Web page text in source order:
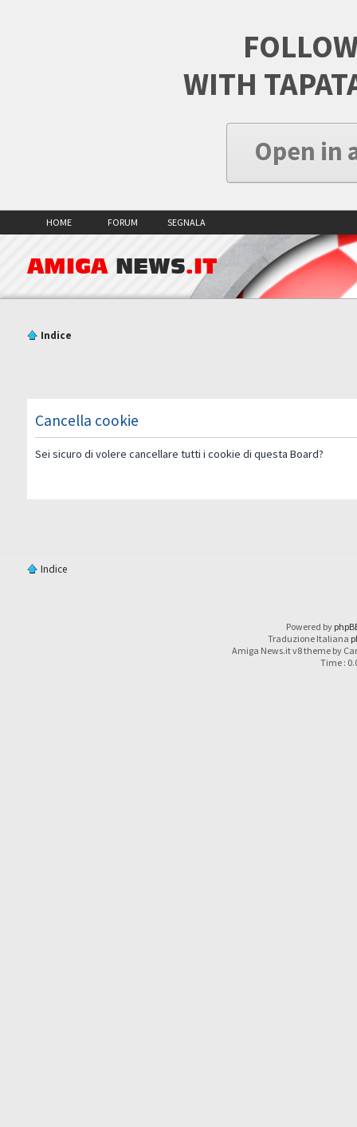
WITH
Open in
HOME FORUM SEGNALA
AMIGA NEWS.IT
Indice
Cancella cookie
Sei sicuro di volere cancellare tutti i cookie di questa Board?
Indice
Powered by
Traduzione Italiana
Amiga News.it v8 theme by
Time :